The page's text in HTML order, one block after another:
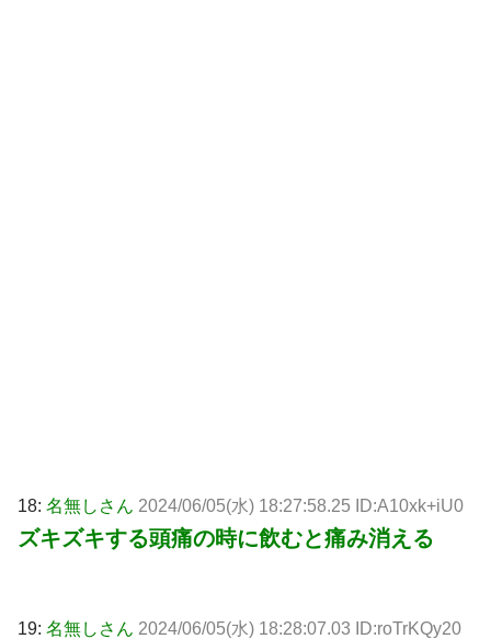
18: 名無しさん 2024/06/05(水) 18:27:58.25 ID:A10xk+iU0
ズキズキする頭痛の時に飲むと痛み消える
19: 名無しさん 2024/06/05(水) 18:28:07.03 ID:roTrKQy20